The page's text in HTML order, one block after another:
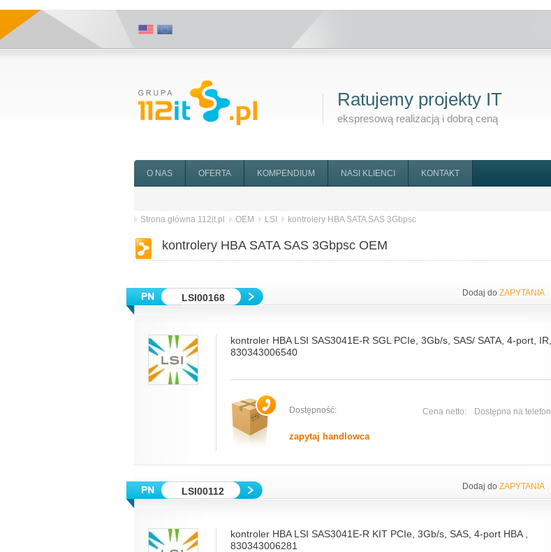
Ratujemy projekty IT
ekspresową realizacją i dobrą ceną
O NAS OFERTA KOMPENDIUM NASI KLIENCI KONTAKT
Strona główna 112it.pl OEM LSI kontrolery HBA SATA SAS 3Gbpsc
kontrolery HBA SATA SAS 3Gbpsc OEM
LSI00168 Dodaj do ZAPYTANIA
kontroler HBA LSI SAS3041E-R SGL PCIe, 3Gb/s, SAS/ SATA, 4-port, IR,
830343006540
Dostępność:
zapytaj handlowca
Cena netto: Dostępna na telefon
LSI00112 Dodaj do ZAPYTANIA
kontroler HBA LSI SAS3041E-R KIT PCIe, 3Gb/s, SAS, 4-port HBA ,
830343006281